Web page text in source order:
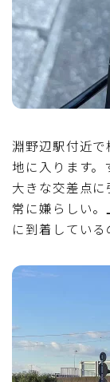
淵野辺駅付近
地に入ります
大きな交差点
常に嫌らしい
に到着している